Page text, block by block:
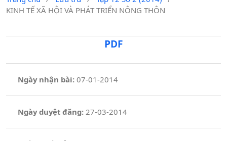
KINH TẾ XÃ HỘI VÀ PHÁT TRIỂN NÔNG THÔN
PDF
Ngày nhận bài: 07-01-2014
Ngày duyệt đăng:27-03-2014